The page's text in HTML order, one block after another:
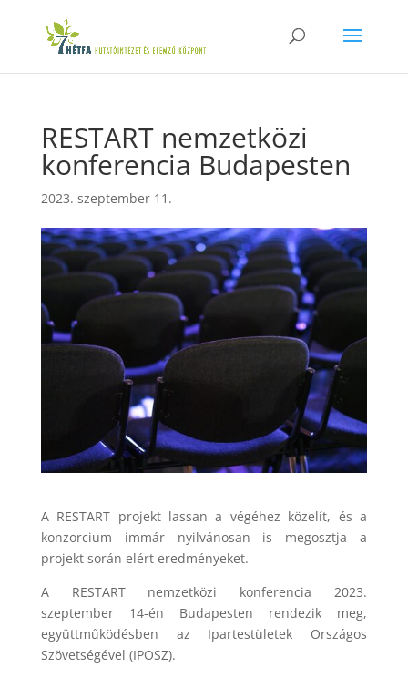
RESTART nemzetközi
konferencia Budapesten
2023. szeptember 11.
A RESTART projekt lassan a végéhez közelít, és a
konzorcium immár nyilvánosan is megosztja a
projekt során elért eredményeket.
A RESTART nemzetközi konferencia 2023.
szeptember 14-én Budapesten rendezik meg,
együttműködésben az Ipartestületek Országos
Szövetségével (IPOSZ).